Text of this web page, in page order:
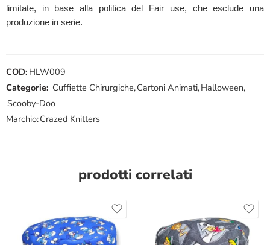
limitate, in base alla politica del Fair use, che esclude una
produzione in serie.
COD: HLW009
Categorie: Cuffiette Chirurgiche,Cartoni Animati,Halloween,
Scooby-Doo
Marchio:Crazed Knitters
prodotti correlati